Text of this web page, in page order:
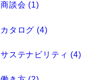
商談会 (1)
カタログ (4)
サステナビリティ (4)